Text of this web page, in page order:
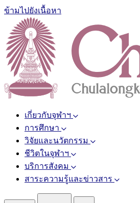
ข้ามไปยังเนื้อหา
เกี่ยวกับจุฬาฯ
การศึกษา
วิจัยและนวัตกรรม
ชีวิตในจุฬาฯ
บริการสังคม
สาระความรู้และข่าวสาร